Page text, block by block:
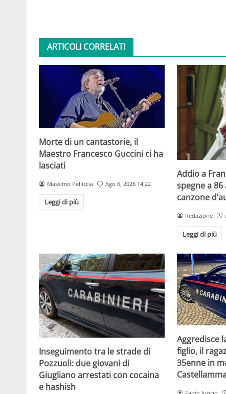
ARTICOLI CORRELATI
Morte di un cantastorie, il
Maestro Francesco Guccini ci ha
lasciati
Massimo Pelliccia Ago 6, 2026 14:22
Leggi di più
Addio a
spegne a
canzone
Redazione
Leggi di più
Inseguimento tra le strade di
Pozzuoli: due giovani di
Giugliano arrestati con cocaina
e hashish
Aggredisce
figlio, il
35enne in